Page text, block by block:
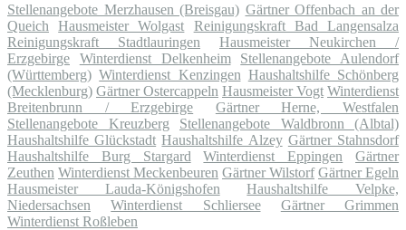
Stellenangebote Merzhausen (Breisgau) Gärtner Offenbach an der
Queich
Hausmeister Wolgast
Reinigungskraft Bad Langensalza
Reinigungskraft Stadtlauringen
Hausmeister Neukirchen /
Erzgebirge
Winterdienst Delkenheim
Stellenangebote Aulendorf
(Württemberg) Winterdienst Kenzingen Haushaltshilfe Schönberg
(Mecklenburg) Gärtner Ostercappeln Hausmeister Vogt Winterdienst
Breitenbrunn / Erzgebirge
Gärtner Herne, Westfalen
Stellenangebote Kreuzberg
Stellenangebote Waldbronn (Albtal)
Haushaltshilfe Glückstadt Haushaltshilfe Alzey Gärtner Stahnsdorf
Haushaltshilfe Burg Stargard
Winterdienst Eppingen
Gärtner
Zeuthen Winterdienst Meckenbeuren Gärtner Wilstorf Gärtner Egeln
Hausmeister Lauda-Königshofen
Haushaltshilfe Velpke,
Niedersachsen
Winterdienst Schliersee
Gärtner Grimmen
Winterdienst Roßleben